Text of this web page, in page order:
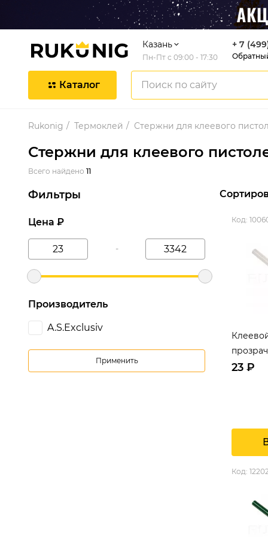
Казань
Пн-Пт с 09:00 - 17:30
+ 7
Каталог
Rukonig Термоклей Стержни для клеевого
Стержни для клеевого
Всего найдено 11
Фильтры
Цена ₽
-
Производитель
A.S.Exclusiv
Применить
Код:
200 mm
23 ₽
Код: 12202